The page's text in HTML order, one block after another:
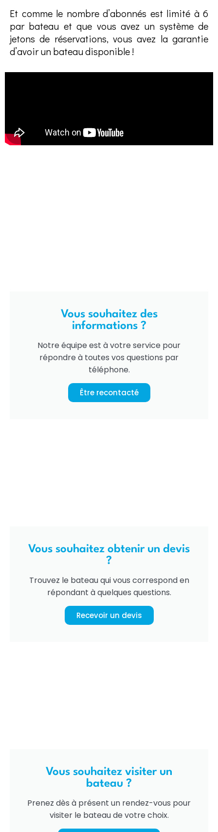
Et comme le nombre d’abonnés est limité à 6
par bateau et que vous avez un système de
jetons de réservations, vous avez la garantie
d’avoir un bateau disponible !
Vous souhaitez des
informations ?
Notre équipe est à votre service pour
répondre à toutes vos questions par
téléphone.
Être recontacté
Vous souhaitez obtenir un devis
?
Trouvez le bateau qui vous correspond en
répondant à quelques questions.
Recevoir un devis
Vous souhaitez visiter un
bateau ?
Prenez dès à présent un rendez-vous pour
visiter le bateau de votre choix.